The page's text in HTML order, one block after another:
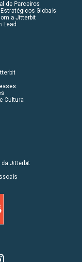
de Parceiros
Globais
a Jitterbit
Lead
Cultura
da Jitterbit
Instagram